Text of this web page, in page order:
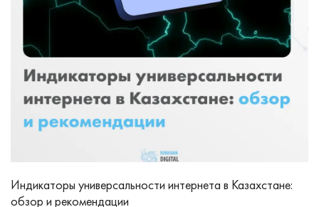
Индикаторы универсальности интернета в Казахстане:
обзор и рекомендации